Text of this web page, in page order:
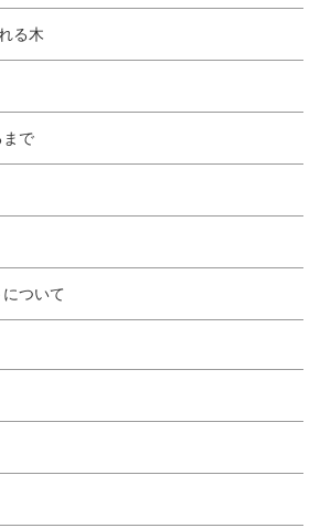
る木
まで
ついて